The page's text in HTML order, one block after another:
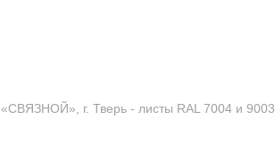
«СВЯЗНОЙ», г. Тверь - листы RAL 7004 и 9003